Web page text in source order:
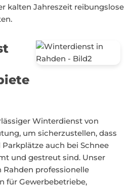
kalten Jahreszeit reibungslose
Winterdienst von
um sicherzustellen, dass
auch bei Schnee
und gestreut sind. Unser
professionelle
für Gewerbebetriebe,